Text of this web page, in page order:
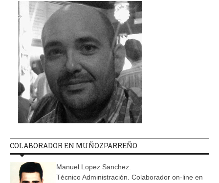
COLABORADOR EN MUÑOZPARREÑO
Manuel Lopez Sanchez.
Técnico Administración. Colaborador on-line en